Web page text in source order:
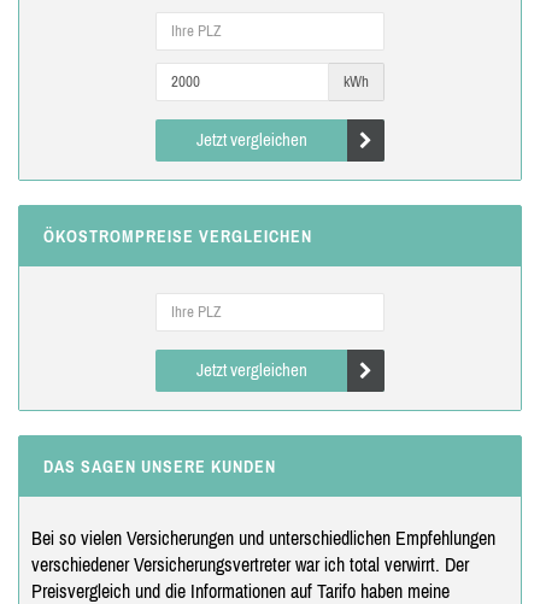
kWh
Jetzt vergleichen
ÖKOSTROMPREISE VERGLEICHEN
Jetzt vergleichen
DAS SAGEN UNSERE KUNDEN
Bei so vielen Versicherungen und unterschiedlichen Empfehlungen
verschiedener Versicherungsvertreter war ich total verwirrt. Der
Preisvergleich und die Informationen auf Tarifo haben meine